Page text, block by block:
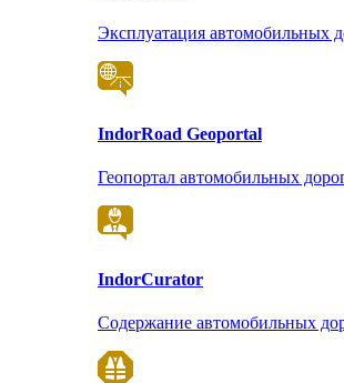
Эксплуатация автомобильных
IndorRoad Geoportal
Геопортал автомобильных
IndorCurator
Содержание автомобильных